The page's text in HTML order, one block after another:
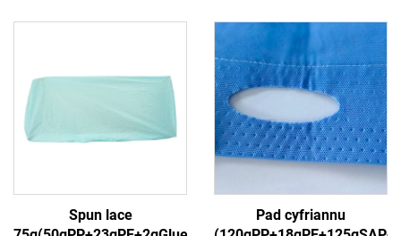
Spun lace
Pad cyfriannu